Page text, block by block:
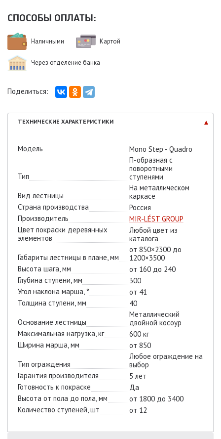
СПОСОБЫ ОПЛАТЫ:
Наличными Картой
Через отделение банка
Поделиться:
ТЕХНИЧЕСКИЕ ХАРАКТЕРИСТИКИ
Модель Mono Step - Quadro
Тип
П-образная с
поворотными
ступенями
Вид лестницы
На металлическом
каркасе
Страна производства
Россия
Производитель
MIR-LÉST GROUP
Цвет покраски деревянных
элементов
Любой цвет из
каталога
Габариты лестницы в плане, мм
от 850×2300 до
1200×3500
Высота шага, мм
от 160 до 240
Глубина ступени, мм
300
Угол наклона марша, °
от 41
Толщина ступени, мм
40
Основание лестницы
Металлический
двойной косоур
Максимальная нагрузка, кг
600 кг
Ширина марша, мм
от 850
Тип ограждения
Любое ограждение на
выбор
Гарантия производителя
5 лет
Готовность к покраске
Да
Высота от пола до пола, мм
от 1800 до 3400
Количество ступеней, шт
от 12